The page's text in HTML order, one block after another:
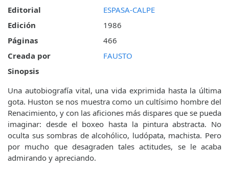
Editorial
ESPASA-CALPE
Edición
1986
Páginas
466
Creada por
FAUSTO
Sinopsis
Una autobiografía vital, una vida exprimida hasta la última
gota. Huston se nos muestra como un cultísimo hombre del
Renacimiento, y con las aficiones más dispares que se pueda
imaginar: desde el boxeo hasta la pintura abstracta. No
oculta sus sombras de alcohólico, ludópata, machista. Pero
por mucho que desagraden tales actitudes, se le acaba
admirando y apreciando.